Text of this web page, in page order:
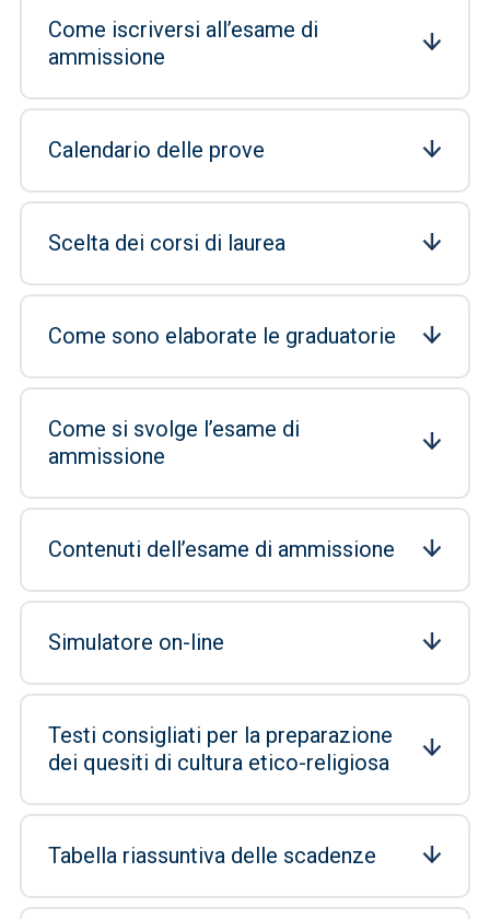
Come iscriversi all’esame di
ammissione
Calendario delle prove
Scelta dei corsi di laurea
Come sono elaborate le graduatorie
Come si svolge l’esame di
ammissione
Contenuti dell’esame di ammissione
Simulatore on-line
Testi consigliati per la preparazione
dei quesiti di cultura etico-religiosa
Tabella riassuntiva delle scadenze